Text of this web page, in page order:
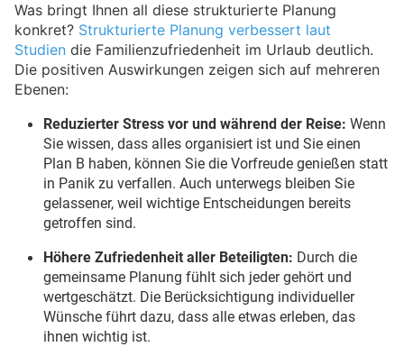
Was bringt Ihnen all diese strukturierte Planung
konkret? Strukturierte Planung verbessert laut
Studien die Familienzufriedenheit im Urlaub deutlich.
Die positiven Auswirkungen zeigen sich auf mehreren
Ebenen:
Reduzierter Stress vor und während der Reise: Wenn
Sie wissen, dass alles organisiert ist und Sie einen
Plan B haben, können Sie die Vorfreude genießen statt
in Panik zu verfallen. Auch unterwegs bleiben Sie
gelassener, weil wichtige Entscheidungen bereits
getroffen sind.
Höhere Zufriedenheit aller Beteiligten: Durch die
gemeinsame Planung fühlt sich jeder gehört und
wertgeschätzt. Die Berücksichtigung individueller
Wünsche führt dazu, dass alle etwas erleben, das
ihnen wichtig ist.